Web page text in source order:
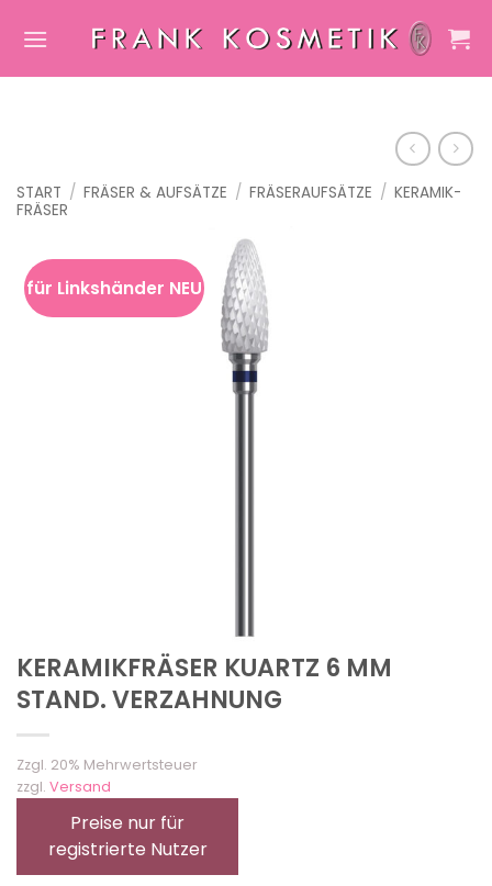
Inhalt
START / FRÄSER & AUFSÄTZE / FRÄSERAUFSÄTZE / KERAMIK-
FRÄSER
für Linkshänder NEU
KERAMIKFRÄSER KUARTZ 6 MM
STAND. VERZAHNUNG
Zzgl. 20% Mehrwertsteuer
zzgl. Versand
Preise nur für
registrierte Nutzer